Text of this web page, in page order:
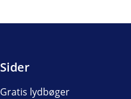
Sider
Gratis lydbøger